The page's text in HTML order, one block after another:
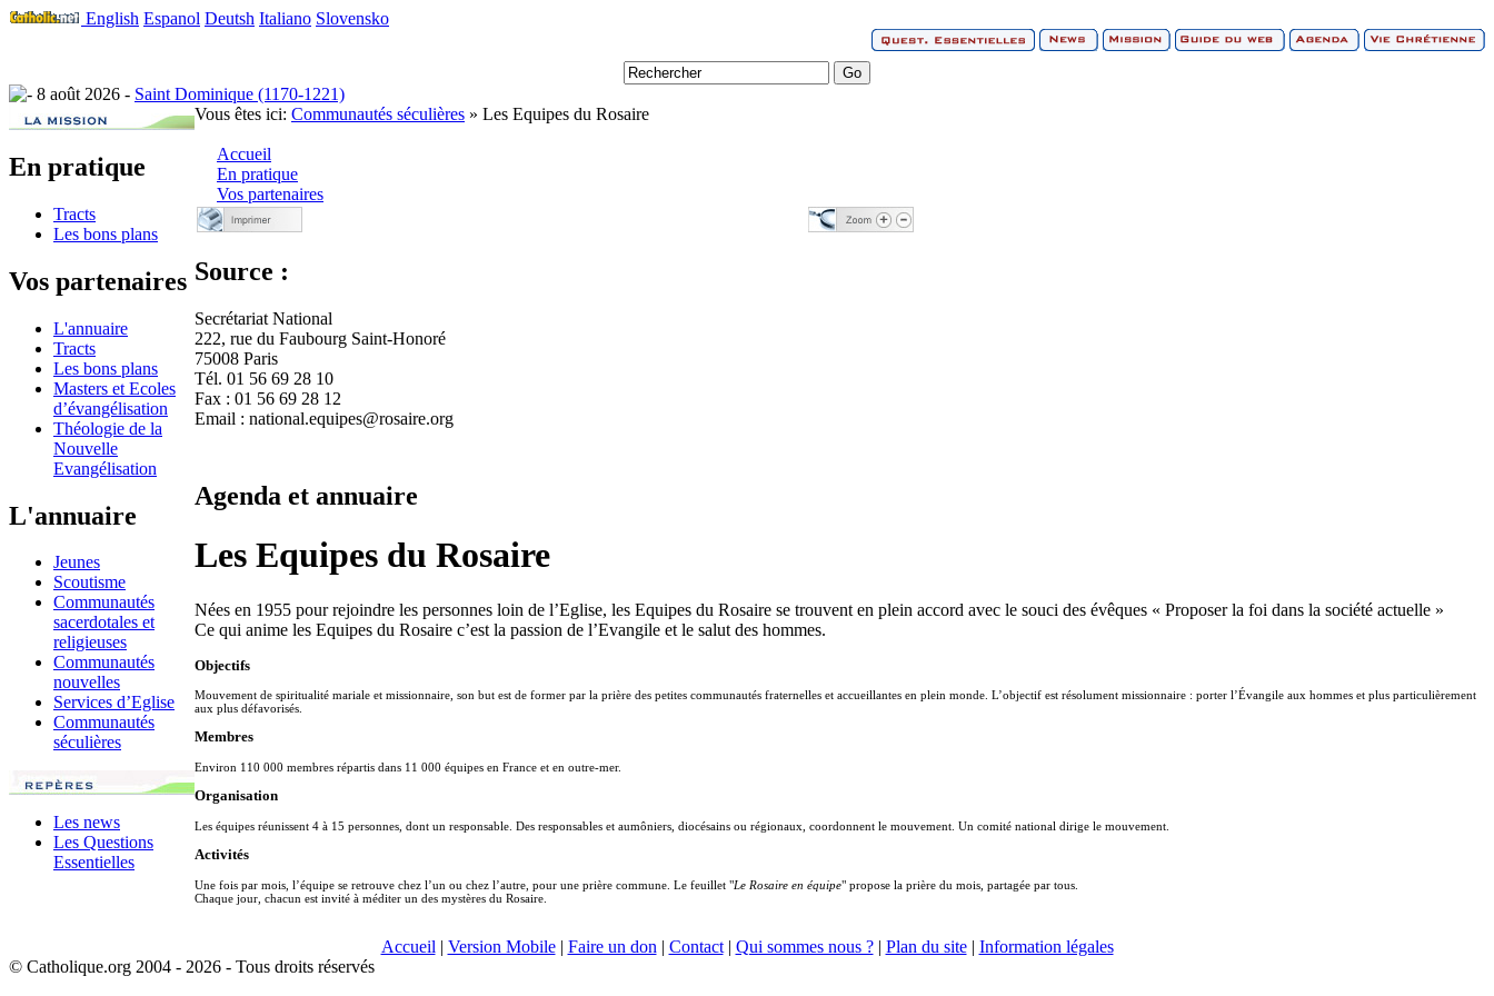
English Espanol Deutsh Italiano Slovensko
8 août 2026 - Saint Dominique (1170-1221)
En pratique
Tracts
Les bons plans
Vos partenaires
L'annuaire
Tracts
Les bons plans
Masters et Ecoles
d’évangélisation
Théologie de la
Nouvelle
Evangélisation
L'annuaire
Jeunes
Scoutisme
Communautés
sacerdotales et
religieuses
Communautés
nouvelles
Services d’Eglise
Communautés
séculières
Les news
Les Questions
Essentielles
Vous êtes ici: Communautés séculières » Les Equipes du Rosaire
Accueil
En pratique
Vos partenaires
Source :
Secrétariat National
222, rue du Faubourg Saint-Honoré
75008 Paris
Tél. 01 56 69 28 10
Fax : 01 56 69 28 12
Email : national.equipes@rosaire.org
Agenda et annuaire
Les Equipes du Rosaire
Nées en 1955 pour rejoindre les personnes loin de l’Eglise, les Equipes du Rosaire se trouvent en plein accord avec le souci des évêques « Proposer la foi dans la société actuelle »
Ce qui anime les Equipes du Rosaire c’est la passion de l’Evangile et le salut des hommes.
Objectifs
Mouvement de spiritualité mariale et missionnaire, son but est de former par la prière des petites communautés fraternelles et accueillantes en plein monde. L’objectif est résolument missionnaire : porter l’Évangile aux hommes et plus particulièrement
aux plus défavorisés.
Membres
Environ 110 000 membres répartis dans 11 000 équipes en France et en outre-mer.
Organisation
Les équipes réunissent 4 à 15 personnes, dont un responsable. Des responsables et aumôniers, diocésains ou régionaux, coordonnent le mouvement. Un comité national dirige le mouvement.
Activités
Une fois par mois, l’équipe se retrouve chez l’un ou chez l’autre, pour une prière commune. Le feuillet "Le Rosaire en équipe" propose la prière du mois, partagée par tous.
Chaque jour, chacun est invité à méditer un des mystères du Rosaire.
Accueil | Version Mobile| Faire un don | Contact| Qui sommes nous ?| Plan du site| Information légales
© Catholique.org 2004 - 2026 - Tous droits réservés